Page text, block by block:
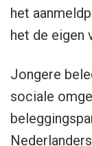
het
het de eigen
Jongere
sociale